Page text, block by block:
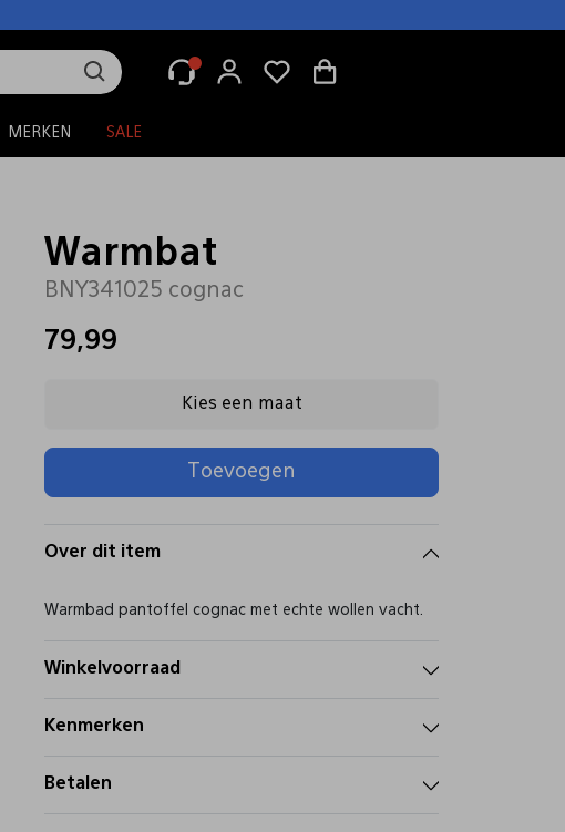
MERKEN SALE
Warmbat
BNY341025 cognac
79,99
Kies een maat
Toevoegen
Over dit item
Warmbad pantoffel cognac met echte wollen vacht.
Winkelvoorraad
Kenmerken
Betalen